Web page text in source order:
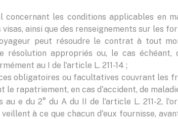
concernant les conditions applicables en
ainsi que des renseignements sur les
peut résoudre le contrat à tout
résolution appropriés ou, le cas
au I de l'article L. 211-14 ;
obligatoires ou facultatives couvrant les
le rapatriement, en cas d'accident, de
e du 2° du A du II de l'article L. 211-2,
à ce que chacun d'eux fournisse,